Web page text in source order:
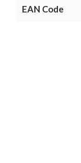
EAN Code